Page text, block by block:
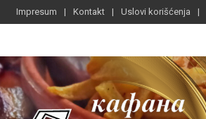
Impresum Kontakt Uslovi korišćenja